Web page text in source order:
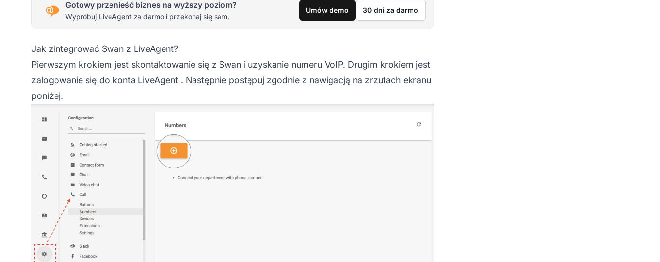
Gotowy przenieść biznes na wyższy poziom?
Wypróbuj LiveAgent za darmo i przekonaj się sam.
Umów demo 30 dni za darmo
Jak zintegrować Swan z LiveAgent?
Pierwszym krokiem jest skontaktowanie się z Swan i uzyskanie numeru VoIP. Drugim krokiem jest
zalogowanie się do konta LiveAgent . Następnie postępuj zgodnie z nawigacją na zrzutach ekranu
poniżej.